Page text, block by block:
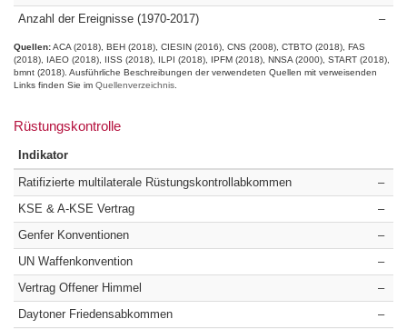
Anzahl der Ereignisse (1970-2017)
–
Quellen:ACA (2018) BEH (2018) CIESIN (2016) CNS (2008) CTBTO (2018) FAS
(2018)
IAEO (2018) IISS (2018) ILPI (2018) IPFM (2018) NNSA (2000) START (2018)
bmnt (2018) Ausführliche Beschreibungen der verwendeten Quellen mit verweisenden
Links finden Sie im Quellenverzeichnis
Rüstungskontrolle
Indikator
Ratifizierte multilaterale Rüstungskontrollabkommen
–
KSE & A-KSE Vertrag
–
Genfer Konventionen
–
UN Waffenkonvention
–
Vertrag Offener Himmel
–
Daytoner Friedensabkommen
–